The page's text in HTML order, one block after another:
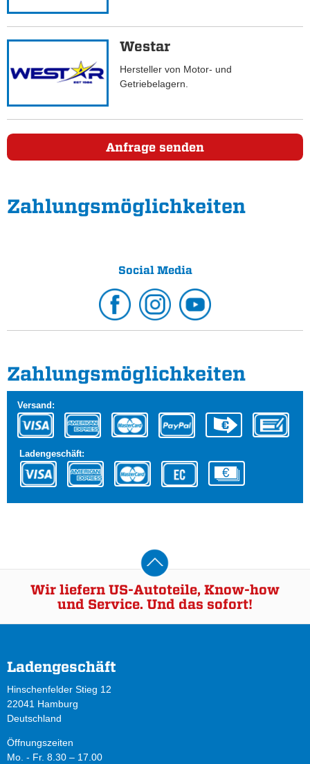
Westar
Hersteller von Motor- und
Getriebelagern.
Anfrage senden
Zahlungs­möglichkeiten
Social Media
Zahlungs­möglichkeiten
Versand:
Ladengeschäft:
Wir liefern US-Autoteile, Know-how
und Service. Und das sofort!
Ladengeschäft
Hinschenfelder Stieg 12
22041 Hamburg
Deutschland
Öffnungszeiten
Mo. - Fr. 8.30 – 17.00